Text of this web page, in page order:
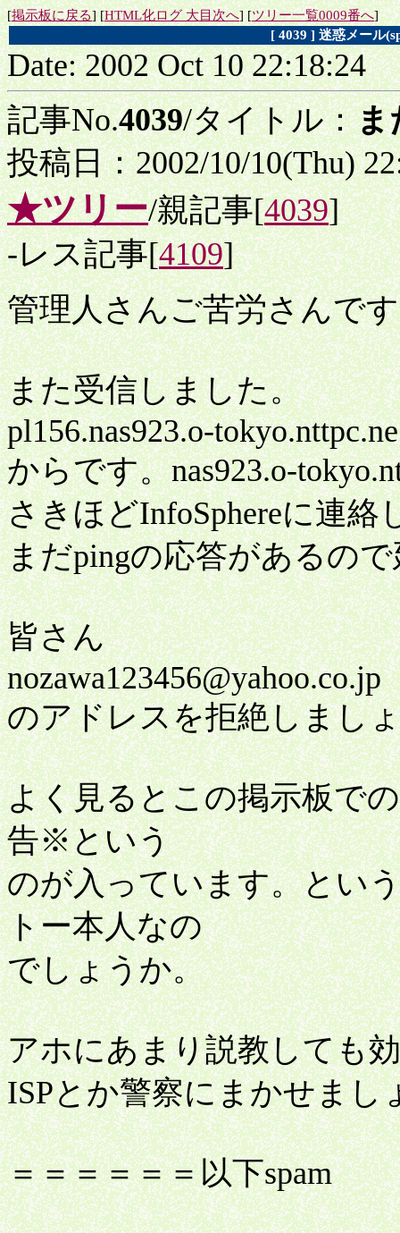
[掲示板に戻る] [HTML化ログ 大目次へ] [ツリー一覧0009番へ]
[ 4039 ] 迷惑メール
Date: 2002 Oct 10 22:18:24
記事No.4039/タイトル：ま
投稿日：2002/10/10(Thu)
★ツリー/親記事[4039]
-レス記事[4109]
管理人さんご苦労さんで
また受信しました。
pl156.nas923.o-
からです。nas923.o-
さきほどInfoSphereに連絡
まだpingの応答があるの
皆さん
nozawa123456@yahoo.co.jp
のアドレスを拒絶しまし
よく見るとこの掲示板で
告※という
のが入っています。とい
トー本人なの
でしょうか。
アホにあまり説教しても
ISPとか警察にまかせまし
＝＝＝＝＝＝以下spam